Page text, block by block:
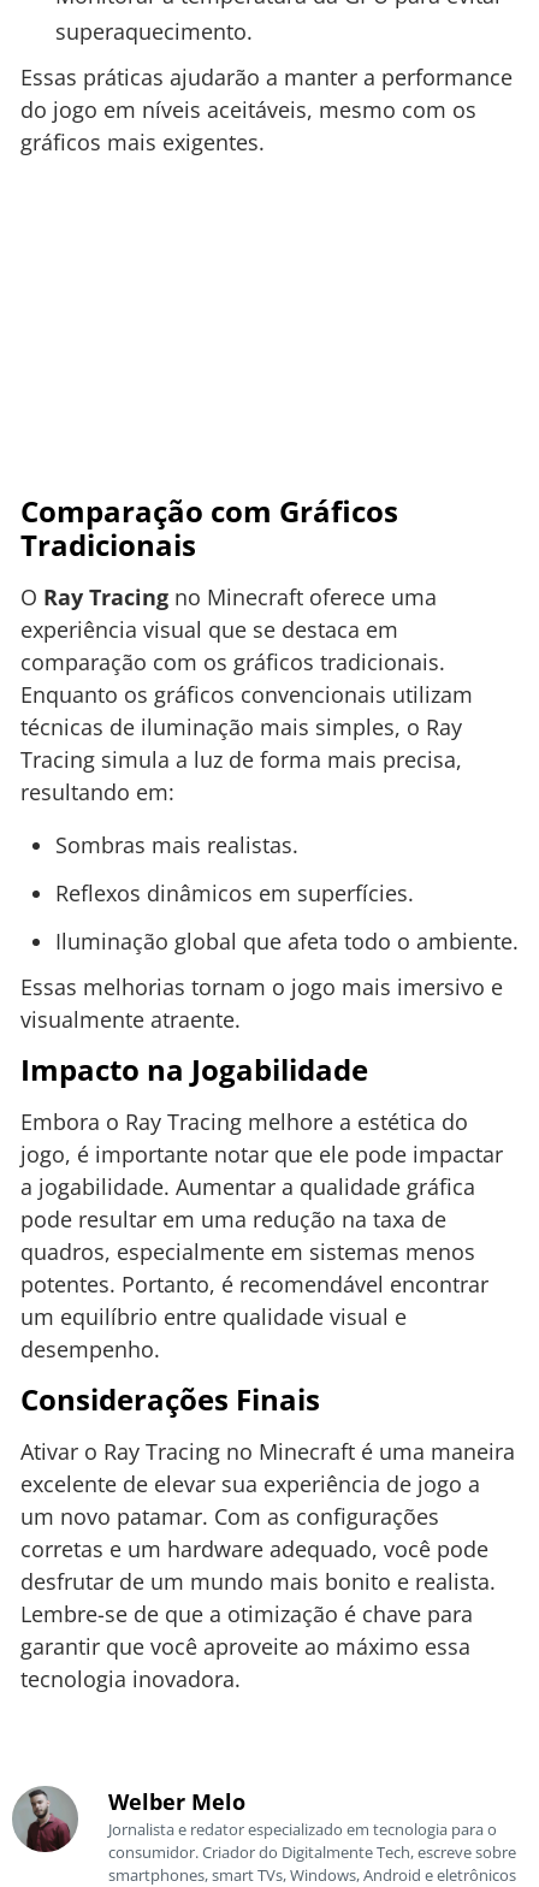
superaquecimento.
Essas práticas ajudarão a manter a performance
do jogo em níveis aceitáveis, mesmo com os
gráficos mais exigentes.
Comparação com Gráficos
Tradicionais
O Ray Tracing no Minecraft oferece uma
experiência visual que se destaca em
comparação com os gráficos tradicionais.
Enquanto os gráficos convencionais utilizam
técnicas de iluminação mais simples, o Ray
Tracing simula a luz de forma mais precisa,
resultando em:
Sombras mais realistas.
Reflexos dinâmicos em superfícies.
Iluminação global que afeta todo o ambiente.
Essas melhorias tornam o jogo mais imersivo e
visualmente atraente.
Impacto na Jogabilidade
Embora o Ray Tracing melhore a estética do
jogo, é importante notar que ele pode impactar
a jogabilidade. Aumentar a qualidade gráfica
pode resultar em uma redução na taxa de
quadros, especialmente em sistemas menos
potentes. Portanto, é recomendável encontrar
um equilíbrio entre qualidade visual e
desempenho.
Considerações Finais
Ativar o Ray Tracing no Minecraft é uma maneira
excelente de elevar sua experiência de jogo a
um novo patamar. Com as configurações
corretas e um hardware adequado, você pode
desfrutar de um mundo mais bonito e realista.
Lembre-se de que a otimização é chave para
garantir que você aproveite ao máximo essa
tecnologia inovadora.
Welber Melo
Jornalista e redator especializado em tecnologia para o
consumidor. Criador do Digitalmente Tech, escreve sobre
smartphones, smart TVs, Windows, Android e eletrônicos